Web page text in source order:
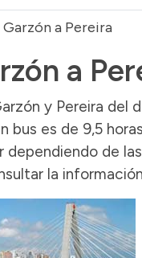
Garzón a Pereira
a
y Pereira del
bus es de 9,5
dependiendo de
la